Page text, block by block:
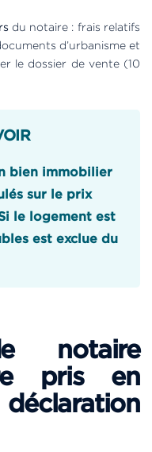
du notaire : frais relatifs
d’urbanisme et
le dossier de vente (10
bien immobilier
sur le prix
le logement est
est exclue du
notaire
pris en